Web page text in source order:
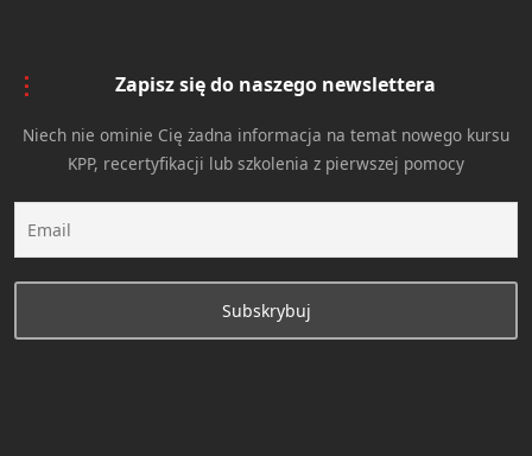
Zapisz się do naszego newslettera
Niech nie ominie Cię żadna informacja na temat nowego kursu
KPP, recertyfikacji lub szkolenia z pierwszej pomocy